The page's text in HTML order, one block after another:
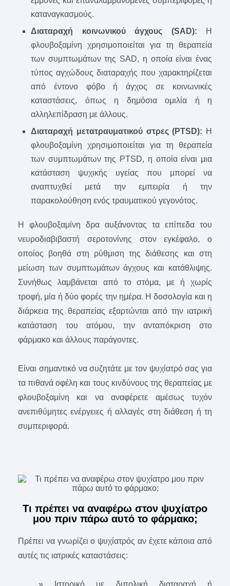
καταναγκασμούς.
Διαταραχή κοινωνικού άγχους (SAD): Η
φλουβοξαμίνη χρησιμοποιείται για τη θεραπεία
των συμπτωμάτων της SAD, η οποία είναι ένας
τύπος αγχώδους διαταραχής που χαρακτηρίζεται
από έντονο φόβο ή άγχος σε κοινωνικές
καταστάσεις, όπως η δημόσια ομιλία ή η
αλληλεπίδραση με άλλους.
Διαταραχή μετατραυματικού στρες (PTSD): Η
φλουβοξαμίνη χρησιμοποιείται για τη θεραπεία
των συμπτωμάτων της PTSD, η οποία είναι μια
κατάσταση ψυχικής υγείας που μπορεί να
αναπτυχθεί μετά την εμπειρία ή την
παρακολούθηση ενός τραυματικού γεγονότος.
Η φλουβοξαμίνη δρα αυξάνοντας τα επίπεδα του
νευροδιαβιβαστή σεροτονίνης στον εγκέφαλο, ο
οποίος βοηθά στη ρύθμιση της διάθεσης και στη
μείωση των συμπτωμάτων άγχους και κατάθλιψης.
Συνήθως λαμβάνεται από το στόμα, με ή χωρίς
τροφή, μία ή δύο φορές την ημέρα. Η δοσολογία και η
διάρκεια της θεραπείας εξαρτώνται από την ιατρική
κατάσταση του ατόμου, την ανταπόκριση στο
φάρμακο και άλλους παράγοντες.
Είναι σημαντικό να συζητάτε με τον ψυχίατρό σας για
τα πιθανά οφέλη και τους κινδύνους της θεραπείας με
φλουβοξαμίνη και να αναφέρετε αμέσως τυχόν
ανεπιθύμητες ενέργειες ή αλλαγές στη διάθεση ή τη
συμπεριφορά.
Τι πρέπει να αναφέρω στον ψυχίατρo
μου πριν πάρω αυτό το φάρμακο;
Πρέπει να γνωρίζει ο ψυχίατρός αν έχετε κάποια από
αυτές τις ιατρικές καταστάσεις:
» Ιστορικό με διπολική διαταραχή ή